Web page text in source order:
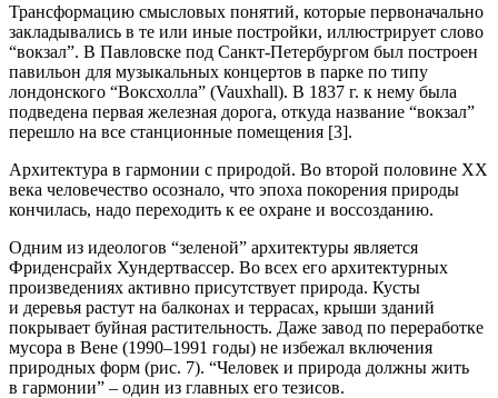
Трансформацию смысловых понятий, которые первоначально
закладывались в те или иные постройки, иллюстрирует слово
“вокзал”. В Павловске под Санкт-Петербургом был построен
павильон для музыкальных концертов в парке по типу
лондонского “Воксхолла” (Vauxhall). В 1837 г. к нему была
подведена первая железная дорога, откуда название “вокзал”
перешло на все станционные помещения [3].
Архитектура в гармонии с природой. Во второй половине XX
века человечество осознало, что эпоха покорения природы
кончилась, надо переходить к ее охране и воссозданию.
Одним из идеологов “зеленой” архитектуры является
Фриденсрайх Хундертвассер. Во всех его архитектурных
произведениях активно присутствует природа. Кусты
и деревья растут на балконах и террасах, крыши зданий
покрывает буйная растительность. Даже завод по переработке
мусора в Вене (1990–1991 годы) не избежал включения
природных форм (рис. 7). “Человек и природа должны жить
в гармонии” – один из главных его тезисов.